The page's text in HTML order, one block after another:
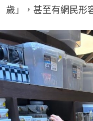
歲」，甚至有網民形